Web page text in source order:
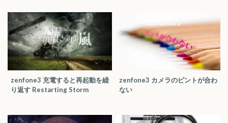
zenfone3 充電すると再起動を繰
り返す Restarting Storm
zenfone3 カメラのピントが合わ
ない